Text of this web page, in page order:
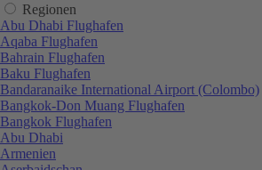
Regionen
Abu Dhabi Flughafen
Aqaba Flughafen
Bahrain Flughafen
Baku Flughafen
Bandaranaike International Airport (Colombo)
Bangkok-Don Muang Flughafen
Bangkok Flughafen
Abu Dhabi
Armenien